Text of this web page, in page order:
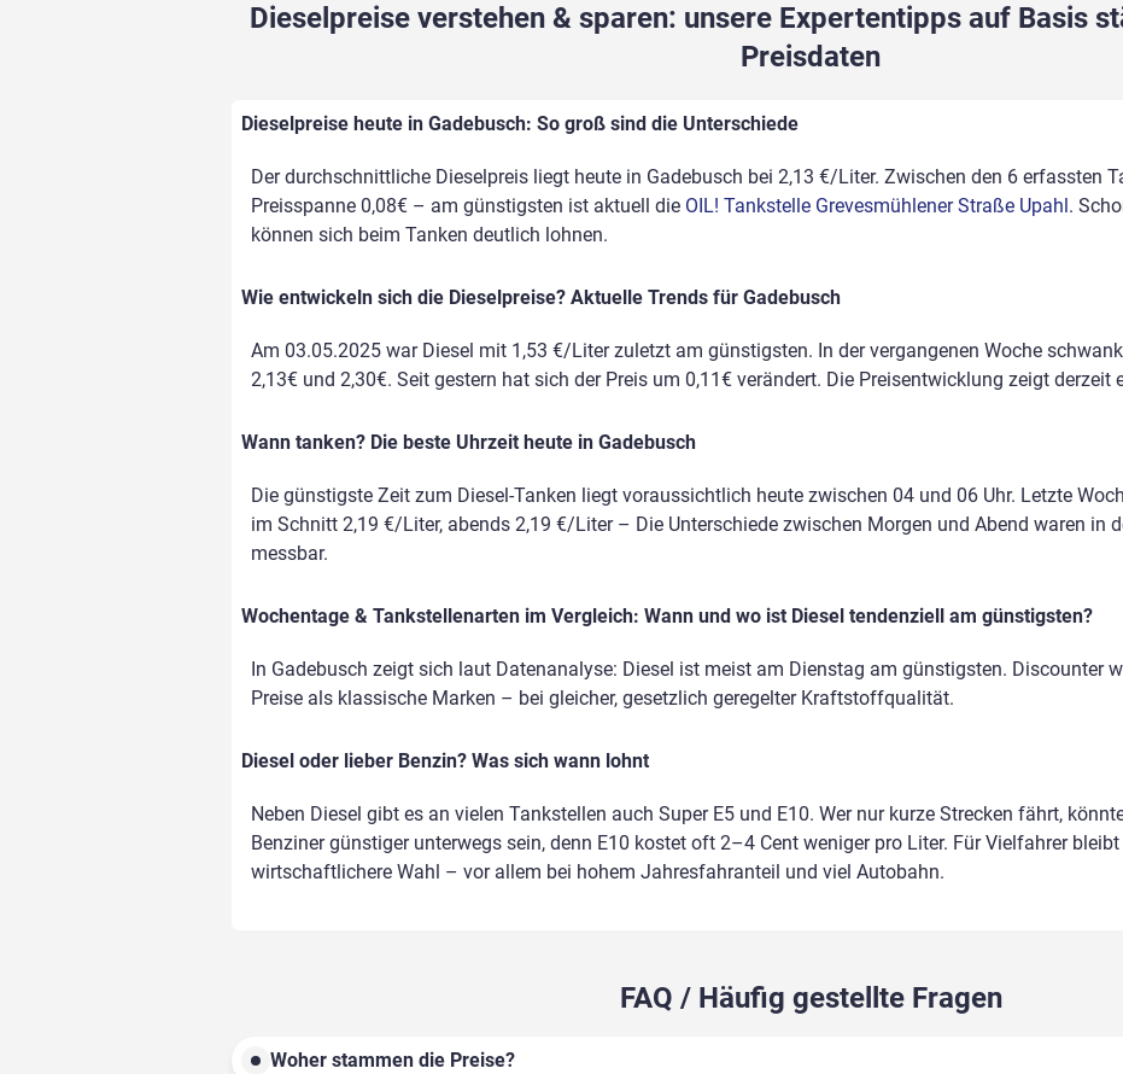
Dieselpreise verstehen & sparen: unsere Expertentipps auf Basis
Preisdaten
Dieselpreise heute in Gadebusch: So groß sind die Unterschiede
Der durchschnittliche Dieselpreis liegt heute in Gadebusch bei 2,13 €/Liter. Zwischen den 6 erfassten
Preisspanne 0,08€ – am günstigsten ist aktuell die OIL! Tankstelle Grevesmühlener Straße Upahl .
können sich beim Tanken deutlich lohnen.
Wie entwickeln sich die Dieselpreise? Aktuelle Trends für Gadebusch
Am 03.05.2025 war Diesel mit 1,53 €/Liter zuletzt am günstigsten. In der vergangenen Woche
2,13€ und 2,30€. Seit gestern hat sich der Preis um 0,11€ verändert. Die Preisentwicklung zeigt derzeit
Wann tanken? Die beste Uhrzeit heute in Gadebusch
Die günstigste Zeit zum Diesel-Tanken liegt voraussichtlich heute zwischen 04 und 06 Uhr. Letzte
im Schnitt 2,19 €/Liter, abends 2,19 €/Liter – Die Unterschiede zwischen Morgen und Abend waren in
messbar.
Wochentage & Tankstellenarten im Vergleich: Wann und wo ist Diesel tendenziell am günstigsten?
In Gadebusch zeigt sich laut Datenanalyse: Diesel ist meist am Dienstag am günstigsten. Discounter
Preise als klassische Marken – bei gleicher, gesetzlich geregelter Kraftstoffqualität.
Diesel oder lieber Benzin? Was sich wann lohnt
Neben Diesel gibt es an vielen Tankstellen auch Super E5 und E10. Wer nur kurze Strecken fährt,
Benziner günstiger unterwegs sein, denn E10 kostet oft 2–4 Cent weniger pro Liter. Für Vielfahrer
wirtschaftlichere Wahl – vor allem bei hohem Jahresfahranteil und viel Autobahn.
FAQ / Häufig gestellte Fragen
Woher stammen die Preise?